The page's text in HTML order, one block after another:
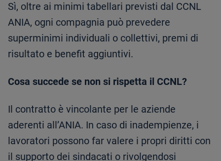
Sì, oltre ai minimi tabellari previsti dal CCNL
ANIA, ogni compagnia può prevedere
superminimi individuali o collettivi, premi di
risultato e benefit aggiuntivi.
Cosa succede se non si rispetta il CCNL?
Il contratto è vincolante per le aziende
aderenti all’ANIA. In caso di inadempienze, i
lavoratori possono far valere i propri diritti con
il supporto dei sindacati o rivolgendosi